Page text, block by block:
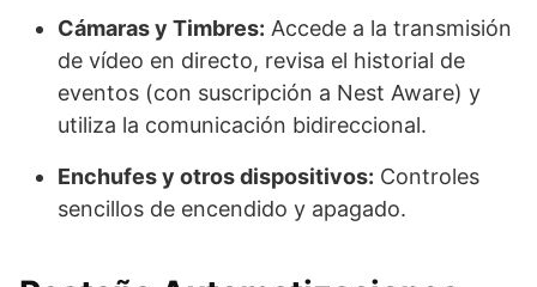
Cámaras y Timbres: Accede a la transmisión
de vídeo en directo, revisa el historial de
eventos (con suscripción a Nest Aware) y
utiliza la comunicación bidireccional.
Enchufes y otros dispositivos: Controles
sencillos de encendido y apagado.